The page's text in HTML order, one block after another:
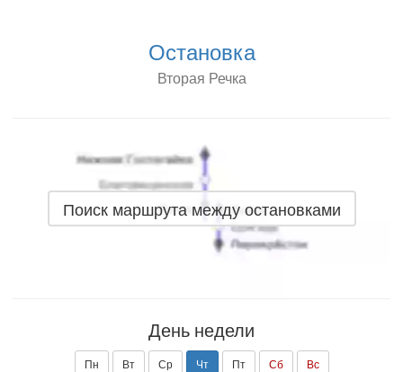
Остановка
Вторая Речка
Поиск маршрута между остановками
День недели
Пн Вт Ср Чт Пт Сб Вс